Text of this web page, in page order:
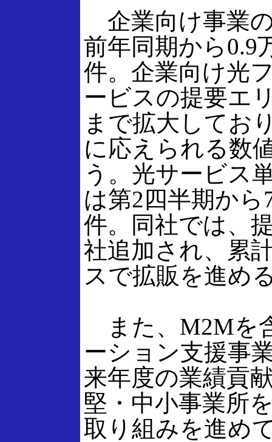
企業向け事業
前年同期から0.9
件。企業向け光
ービスの提要エ
まで拡大してお
に応えられる数
う。光サービス
は第2四半期から
件。同社では、
社追加され、累
スで拡販を進め
また、M2Mを
ーション支援事
来年度の業績貢
堅・中小事業所
取り組みを進め